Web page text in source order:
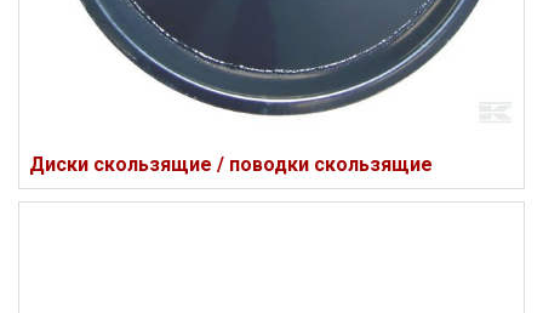
Диски скользящие / поводки скользящие